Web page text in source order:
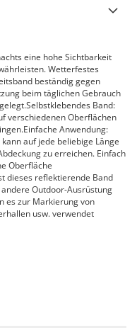
eine hohe Sichtbarkeit
Wetterfestes
beständig gegen
beim täglichen Gebrauch
Band:
verschiedenen Oberflächen
Anwendung:
auf jede beliebige Länge
zu erreichen. Einfach
Oberfläche
dieses reflektierende Band
Outdoor-Ausrüstung
es zur Markierung von
usw. verwendet